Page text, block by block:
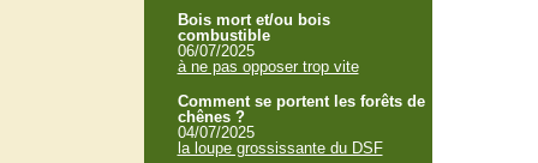
Bois mort et/ou bois
combustible
06/07/2025
à ne pas opposer trop vite
Comment se portent les forêts de
chênes ?
04/07/2025
la loupe grossissante du DSF